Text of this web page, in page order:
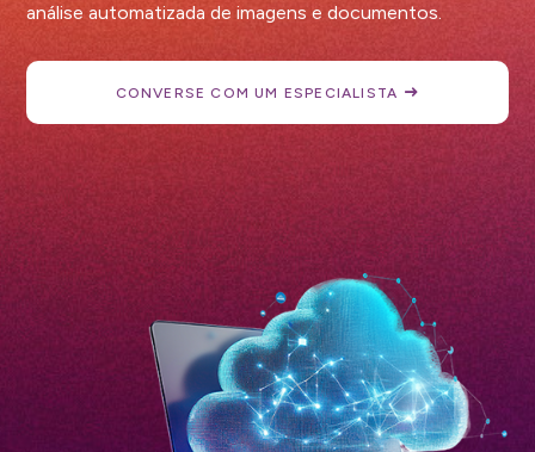
análise automatizada de imagens e documentos.
CONVERSE COM UM ESPECIALISTA